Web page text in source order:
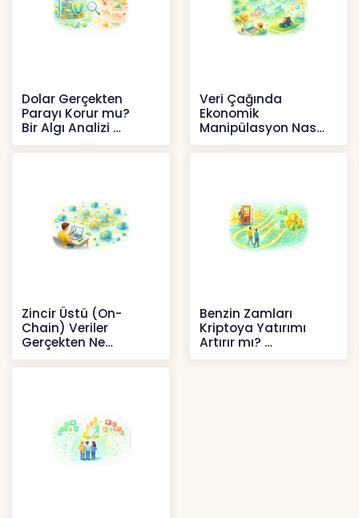
Dolar Gerçekten
Parayı Korur mu?
Bir Algı Analizi
İçerikler
Veri Çağında
Ekonomik
Manipülasyon Nasıl
Şekil Değiştirdi?
İçerikler
Zincir Üstü (On-
Chain) Veriler
Gerçekten Ne
Anlatır?
Kripto
Benzin Zamları
Kriptoya Yatırımı
Artırır mı?
Kripto